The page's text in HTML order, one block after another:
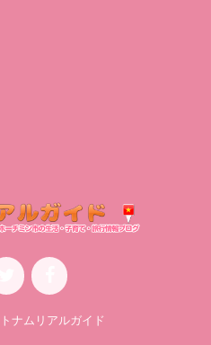
ナムリアルガイド